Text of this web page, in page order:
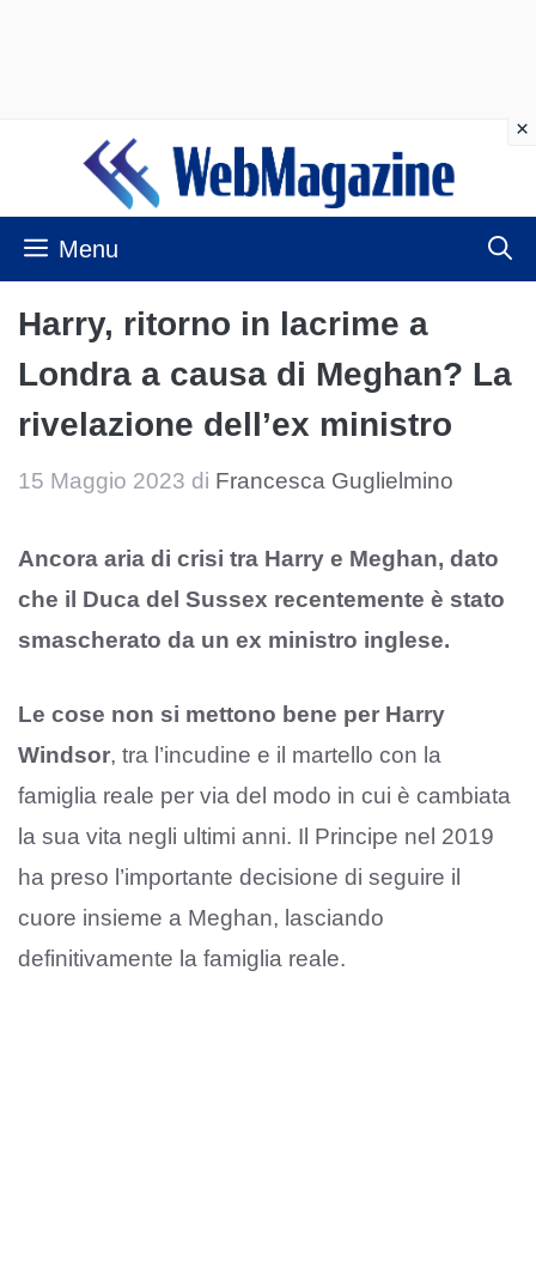
contenuto
Menu
Harry, ritorno in lacrime a
Londra a causa di Meghan? La
rivelazione dell’ex ministro
15 Maggio 2023 di Francesca Guglielmino
Ancora aria di crisi tra Harry e Meghan, dato
che il Duca del Sussex recentemente è stato
smascherato da un ex ministro inglese.
Le cose non si mettono bene per Harry
Windsor, tra l’incudine e il martello con la
famiglia reale per via del modo in cui è cambiata
la sua vita negli ultimi anni. Il Principe nel 2019
ha preso l’importante decisione di seguire il
cuore insieme a Meghan, lasciando
definitivamente la famiglia reale.